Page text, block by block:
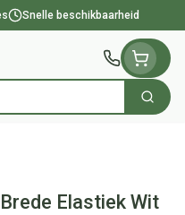
Snelle beschikbaarheid
Zoek
Elastiek Wit